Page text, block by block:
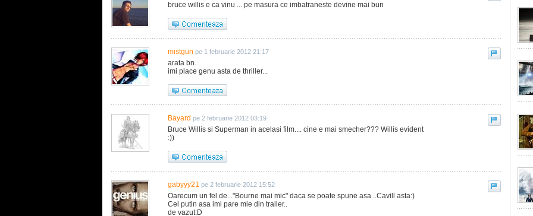
bruce willis e ca vinu ... pe masura ce imbatraneste devine mai bun
mistgun pe 1 februarie 2012 21:17
arata bn.
imi place genu asta de thriller...
Bayard pe 2 februarie 2012 03:19
Bruce Willis si Superman in acelasi film.... cine e mai smecher??? Willis evident
:))
gabyyy21 pe 2 februarie 2012 15:52
Oarecum un fel de..."Bourne mai mic" daca se poate spune asa ..Cavill asta:)
Cel putin asa imi pare mie din trailer..
de vazut:D